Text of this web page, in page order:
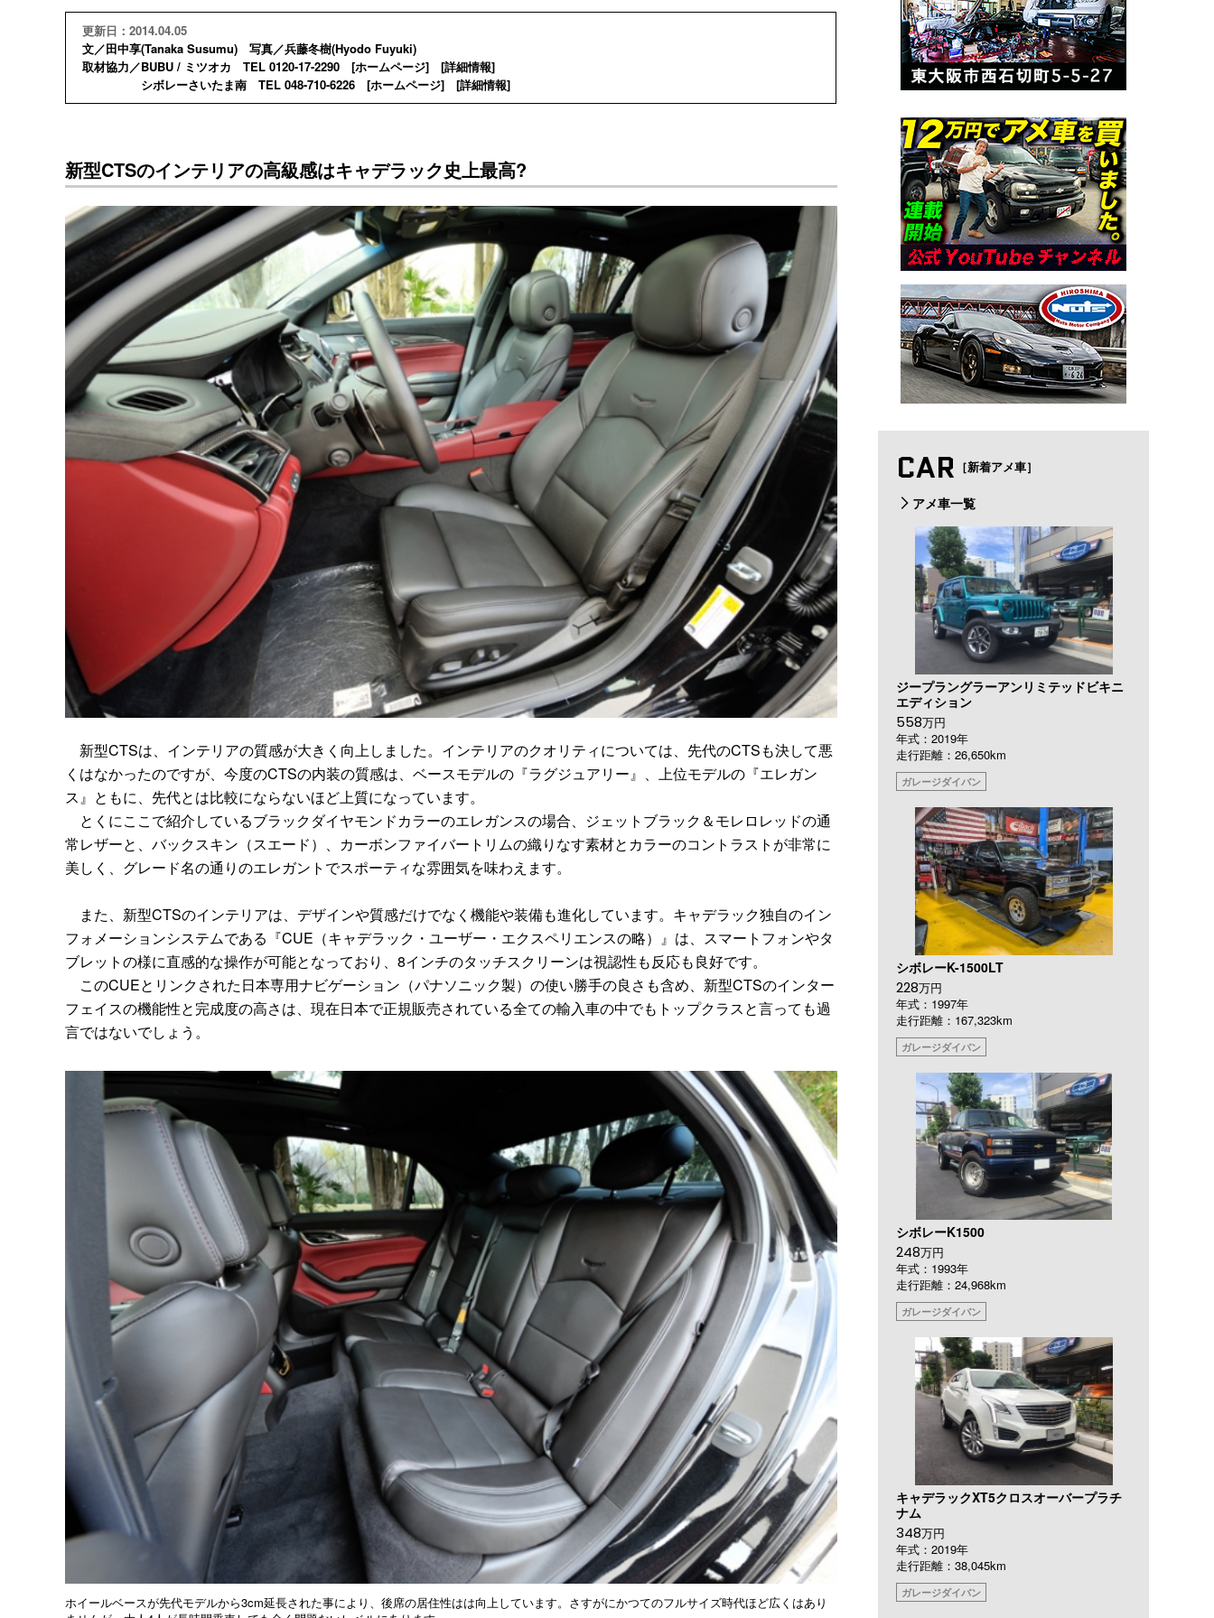
更新日：2014.04.05
文／田中享(Tanaka Susumu) 写真／兵藤冬樹(Hyodo Fuyuki)
取材協力／BUBU / ミツオカ TEL 0120-17-2290 [ホームページ] [詳細情報]
シボレーさいたま南 TEL 048-710-6226 [ホームページ] [詳細情報]
新型CTSのインテリアの高級感はキャデラック史上最高?
新型CTSは、インテリアの質感が大きく向上しました。インテリアのクオリティについては、先代のCTSも決して悪
くはなかったのですが、今度のCTSの内装の質感は、ベースモデルの『ラグジュアリー』、上位モデルの『エレガン
ス』ともに、先代とは比較にならないほど上質になっています。
とくにここで紹介しているブラックダイヤモンドカラーのエレガンスの場合、ジェットブラック＆モレロレッドの通
常レザーと、バックスキン（スエード）、カーボンファイバートリムの織りなす素材とカラーのコントラストが非常に
美しく、グレード名の通りのエレガントでスポーティな雰囲気を味わえます。
また、新型CTSのインテリアは、デザインや質感だけでなく機能や装備も進化しています。キャデラック独自のイン
フォメーションシステムである『CUE（キャデラック・ユーザー・エクスペリエンスの略）』は、スマートフォンやタ
ブレットの様に直感的な操作が可能となっており、8インチのタッチスクリーンは視認性も反応も良好です。
このCUEとリンクされた日本専用ナビゲーション（パナソニック製）の使い勝手の良さも含め、新型CTSのインター
フェイスの機能性と完成度の高さは、現在日本で正規販売されている全ての輸入車の中でもトップクラスと言っても過
言ではないでしょう。
ホイールベースが先代モデルから3cm延長された事により、後席の居住性はは向上しています。さすがにかつてのフルサイズ時代ほど広くはあり
CAR ［新着アメ車］
アメ車一覧
ジープラングラーアンリミテッドビキニ
エディション
558万円
年式：2019年
走行距離：26,650km
ガレージダイバン
シボレーK-1500LT
228万円
年式：1997年
走行距離：167,323km
ガレージダイバン
シボレーK1500
248万円
年式：1993年
走行距離：24,968km
ガレージダイバン
キャデラックXT5クロスオーバープラチ
ナム
348万円
年式：2019年
走行距離：38,045km
ガレージダイバン